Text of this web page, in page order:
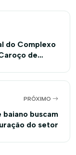
do Complexo
de
PRÓXIMO
buscam
do setor